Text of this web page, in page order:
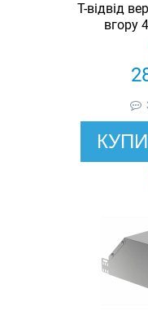
Т-відвід
вгору